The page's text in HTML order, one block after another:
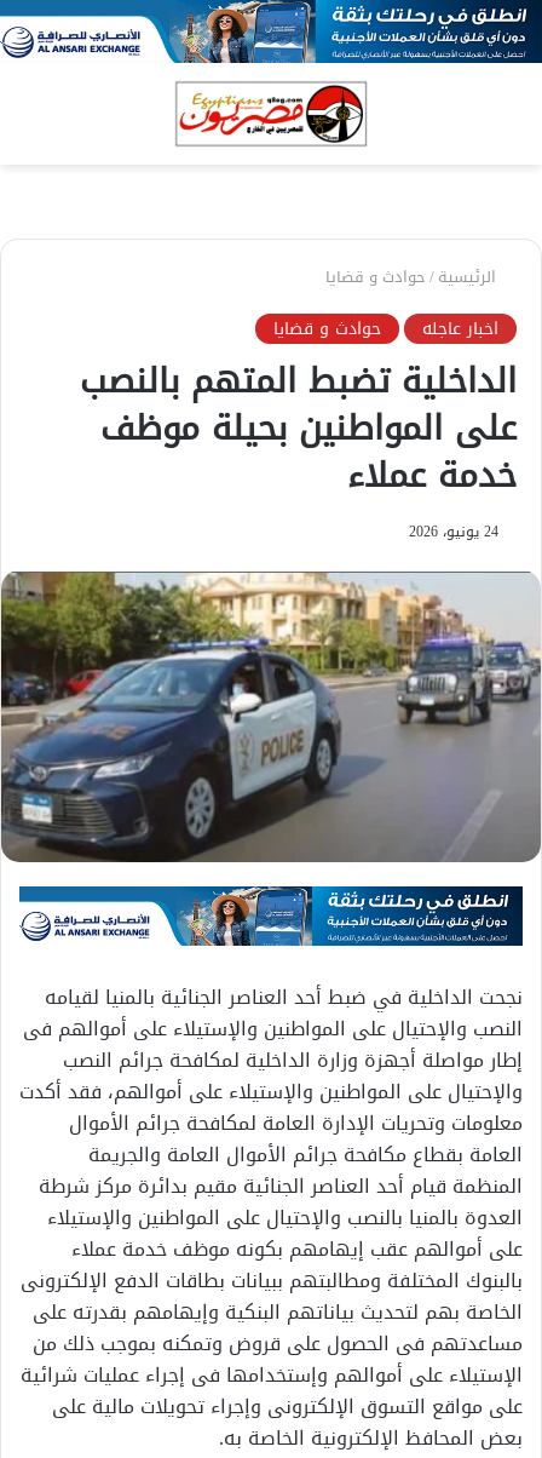
الرئيسية/حوادث و قضايا
اخبار عاجله حوادث و قضايا
الداخلية تضبط المتهم بالنصب
على المواطنين بحيلة موظف
خدمة عملاء
24 يونيو، 2026
نجحت الداخلية في ضبط أحد العناصر الجنائية بالمنيا لقيامه
النصب والإحتيال على المواطنين والإستيلاء على أموالهم فى
إطار مواصلة أجهزة وزارة الداخلية لمكافحة جرائم النصب
والإحتيال على المواطنين والإستيلاء على أموالهم، فقد أكدت
معلومات وتحريات الإدارة العامة لمكافحة جرائم الأموال
العامة بقطاع مكافحة جرائم الأموال العامة والجريمة
المنظمة قيام أحد العناصر الجنائية مقيم بدائرة مركز شرطة
العدوة بالمنيا بالنصب والإحتيال على المواطنين والإستيلاء
على أموالهم عقب إيهامهم بكونه موظف خدمة عملاء
بالبنوك المختلفة ومطالبتهم ببيانات بطاقات الدفع الإلكترونى
الخاصة بهم لتحديث بياناتهم البنكية وإيهامهم بقدرته على
مساعدتهم فى الحصول على قروض وتمكنه بموجب ذلك من
الإستيلاء على أموالهم وإستخدامها فى إجراء عمليات شرائية
على مواقع التسوق الإلكترونى وإجراء تحويلات مالية على
بعض المحافظ الإلكترونية الخاصة به.